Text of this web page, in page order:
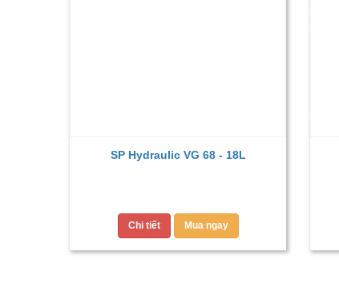
SP Hydraulic VG 68 - 18L
Chi tiết Mua ngay